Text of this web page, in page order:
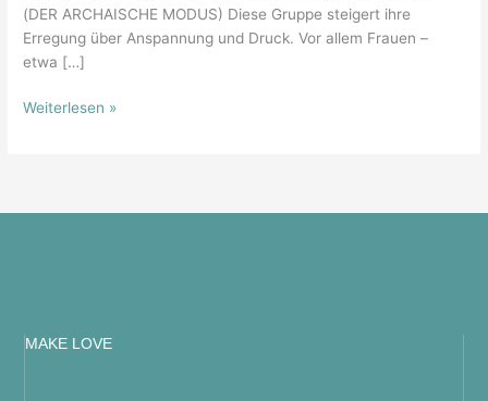
(DER ARCHAISCHE MODUS) Diese Gruppe steigert ihre
Erregung über Anspannung und Druck. Vor allem Frauen –
etwa […]
Weiterlesen »
MAKE LOVE